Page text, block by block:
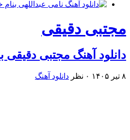
مجتبی دقیقی
دانلود آهنگ مجتبی دقیقی
۸ تیر ۱۴۰۵ ۰ نظر دانلود آهنگ